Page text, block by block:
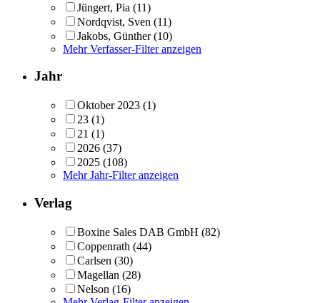
Jüngert, Pia (11)
Nordqvist, Sven (11)
Jakobs, Günther (10)
Mehr Verfasser-Filter anzeigen
Jahr
Oktober 2023 (1)
23 (1)
21 (1)
2026 (37)
2025 (108)
Mehr Jahr-Filter anzeigen
Verlag
Boxine Sales DAB GmbH (82)
Coppenrath (44)
Carlsen (30)
Magellan (28)
Nelson (16)